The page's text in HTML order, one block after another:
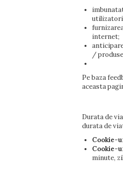
internet;
/
Pe baza
aceasta
Durata de
durata de
Cookie-
Cookie-
minute,